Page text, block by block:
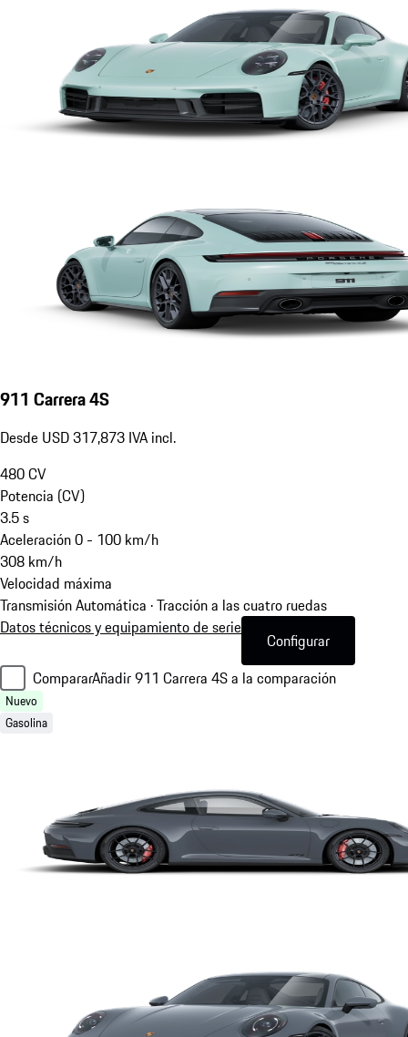
911 Carrera 4S
Desde USD 317,873 IVA incl.
480CV
Potencia (CV)
3.5s
Aceleración 0 - 100 km/h
308 km/h
Velocidad máxima
Transmisión Automática · Tracción a las cuatro ruedas
Datos técnicos y equipamiento de serie
Configurar
CompararAñadir 911 Carrera 4S a la comparación
Nuevo
Gasolina